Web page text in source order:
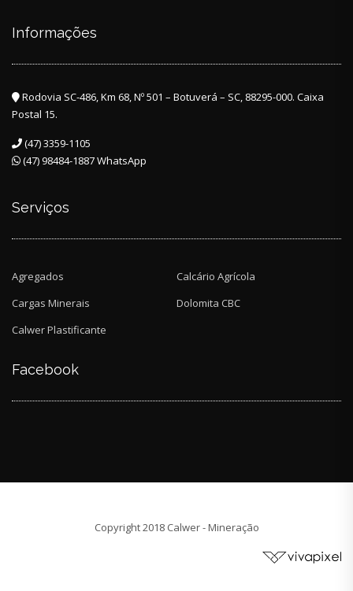
Informações
Rodovia SC-486, Km 68, Nº 501 – Botuverá – SC, 88295-000. Caixa
Postal 15.
(47) 3359-1105
(47) 98484-1887 WhatsApp
Serviços
Agregados
Calcário Agrícola
Cargas Minerais
Dolomita CBC
Calwer Plastificante
Facebook
Copyright 2018 Calwer - Mineração